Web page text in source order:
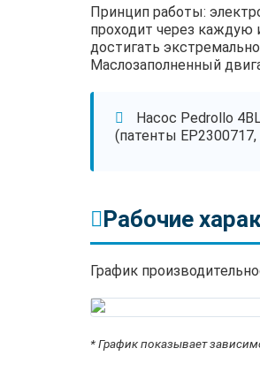
Принцип работы:
проходит через каждую
достигать
Маслозаполненный
Насос Pedrollo
(патенты
Рабочие
График
* График показывает